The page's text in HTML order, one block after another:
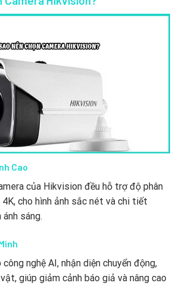
Cao
của Hikvision đều hỗ trợ độ phân
cho hình ảnh sắc nét và chi tiết
sáng.
nghệ AI, nhận diện chuyển động,
giúp giảm cảnh báo giả và nâng cao